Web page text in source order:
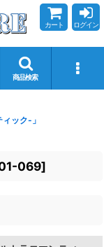
カート ログイン
商品検索
ック-」
069]